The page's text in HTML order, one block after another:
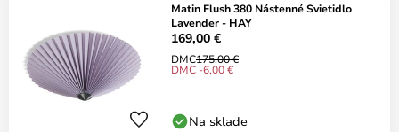
Matin Flush 380 Nástenné Svietidlo
Lavender - HAY
169,00 €
DMC175,00 €
DMC -6,00 €
Na sklade